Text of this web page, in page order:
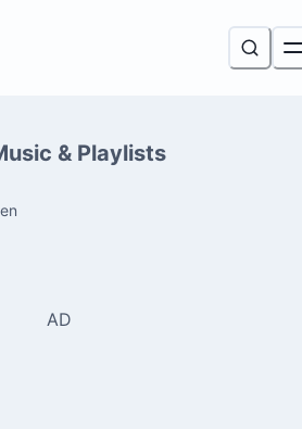
& Playlists
AD